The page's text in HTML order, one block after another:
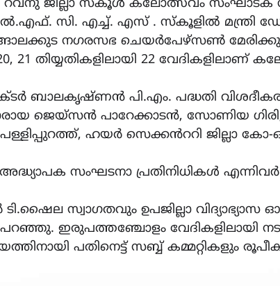
റവനു ജില്ലാ സ്കൂൾ കലോത്സവം സംഘാടക
സി. എച്ച്. എസ് . സ്കൂളിൽ മന്ത്രി
നഗരസഭ ചെയർപേഴ്സൺ
21 തിയ്യതികളിലായി 22 വേദികളിലാണ്
ബാലകൃഷ്ണൻ പി.എം. പദ്ധതി
ജെയ്സൻ പാറേക്കാടൻ, സോണിയ
ഹയർ സെക്കൻററി ജില്ലാ കോ-
സംഘടനാ പ്രതിനിധികൾ
ടി.ഷൈല സ്വാഗതവും ഉപജില്ലാ വിദ്യാഭ്യാസ
ഇരുപത്തഞ്ചോളം വേദികളിലായി
പതിനെട്ട് സബ്ബ് കമ്മറ്റികളും